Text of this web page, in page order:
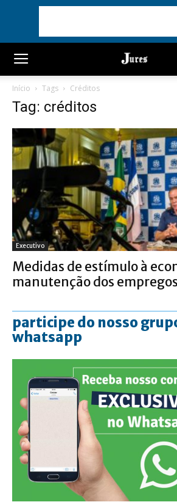
Início Tags Créditos
Tag: créditos
Executivo
Medidas de estímulo à
manutenção dos
participe do nosso
whatsapp